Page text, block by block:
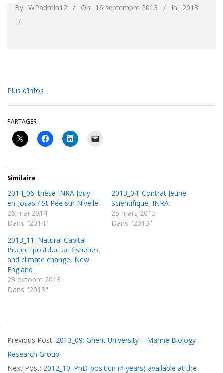
By: WPadmin12 On: 16 septembre 2013 In: 2013
Plus d’infos
PARTAGER :
Similaire
2014_06: thèse INRA Jouy-
en-Josas / St Pée sur Nivelle
26 mai 2014
Dans "2014"
2013_04: Contrat Jeune
Scientifique, INRA
25 mars 2013
Dans "2013"
2013_11: Natural Capital
Project postdoc on fisheries
and climate change, New
England
23 octobre 2013
Dans "2013"
09-
16
Previous Post: 2013_09: Ghent University – Marine Biology
Research Group
Next Post: 2012_10: PhD-position (4 years) available at the